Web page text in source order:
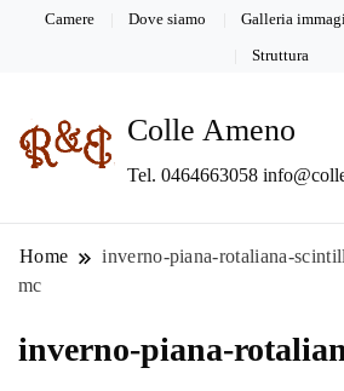
Camere Dove siamo Galleria
Struttura
Colle Ameno
Tel. 0464663058
Home
inverno-piana-rotaliana-
mc
inverno-piana-